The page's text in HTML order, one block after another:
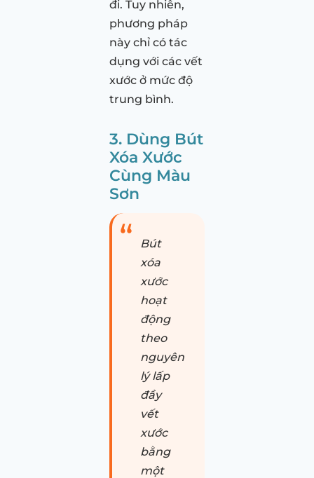
đi. Tuy nhiên,
phương pháp
này chỉ có tác
dụng với các vết
xước ở mức độ
trung bình.
3. Dùng Bút
Xóa Xước
Cùng Màu
Sơn
Bút
xóa
xước
hoạt
động
theo
nguyên
lý lấp
đầy
vết
xước
bằng
một